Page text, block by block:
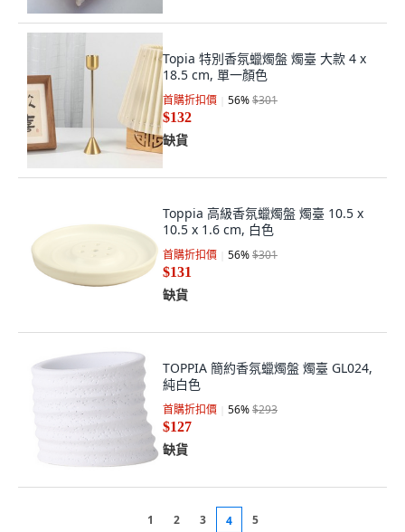
Topia 特別香氛蠟燭盤 燭臺 大款 4 x
18.5 cm, 單一顏色
首購折扣價 56%$301
$132
缺貨
Toppia 高級香氛蠟燭盤 燭臺 10.5 x
10.5 x 1.6 cm, 白色
首購折扣價 56%$301
$131
缺貨
TOPPIA 簡約香氛蠟燭盤 燭臺 GL024,
純白色
首購折扣價 56%$293
$127
缺貨
1 2 3 4 5